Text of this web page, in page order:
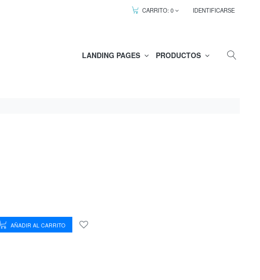
CARRITO:0 IDENTIFICARSE
LANDING PAGES PRODUCTOS
AÑADIR AL CARRITO